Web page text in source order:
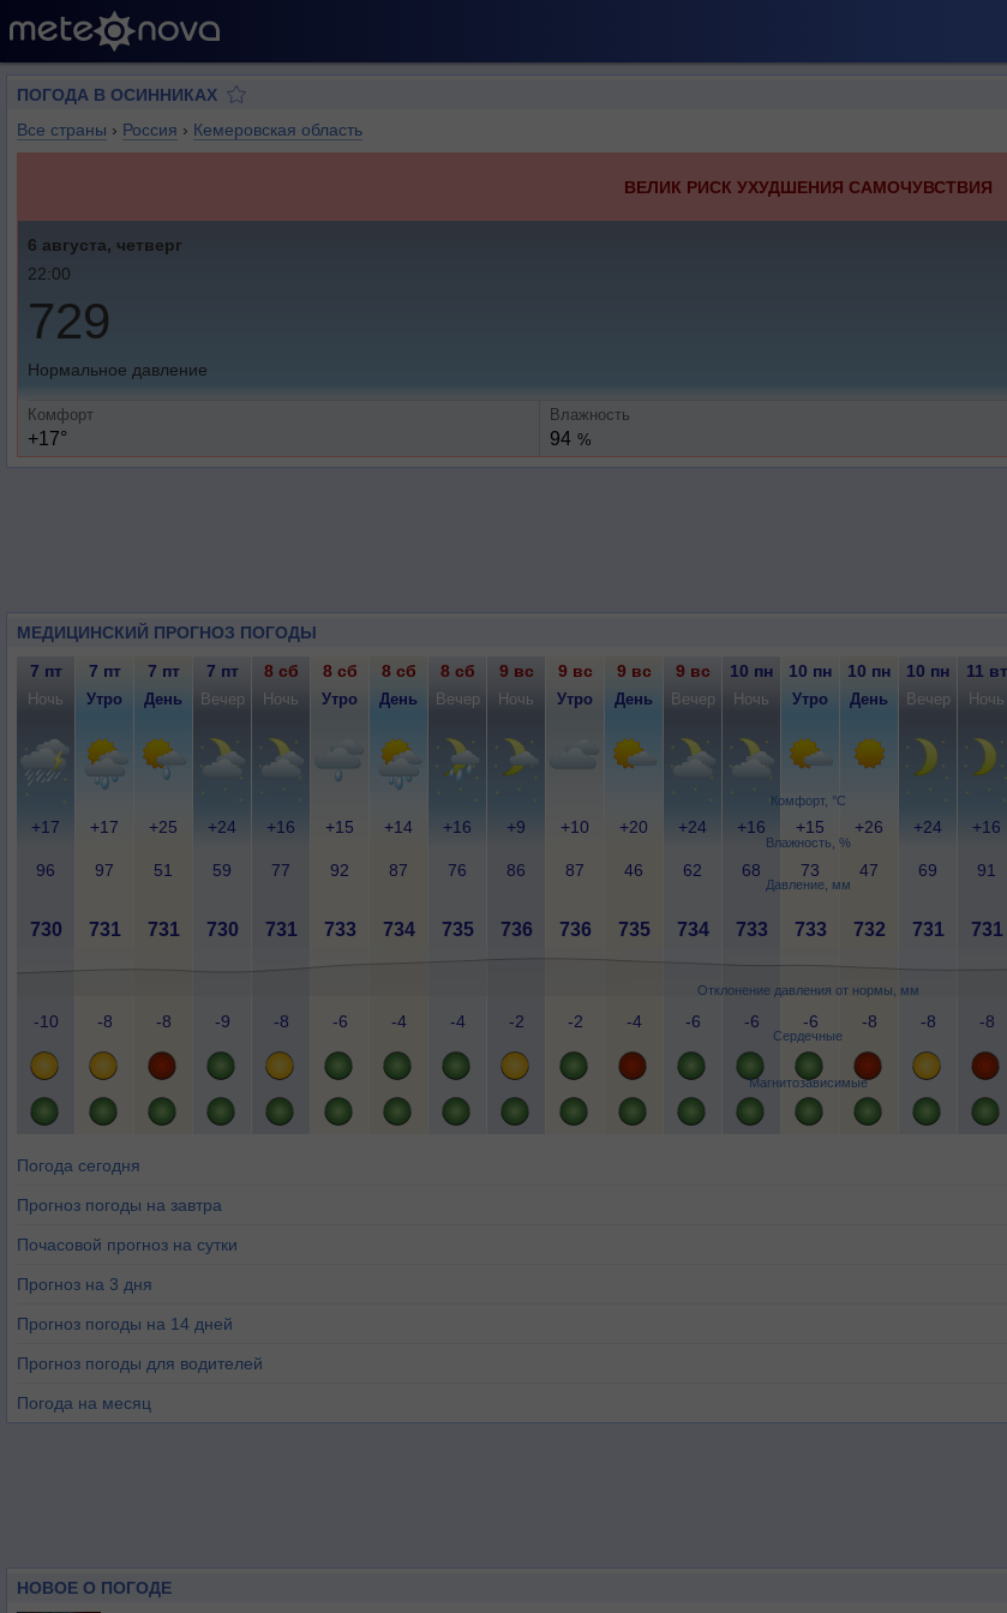
ПОГОДА В ОСИННИКАХ
Все страны › Россия › Кемеровская область
ВЕЛИК РИСК УХУДШЕНИЯ САМОЧУВСТВИЯ
6 августа, четверг
22:00
729
Нормальное давление
Комфорт
+17°
Влажность
94 %
МЕДИЦИНСКИЙ ПРОГНОЗ ПОГОДЫ
Комфорт, °C
Влажность, %
Давление, мм
Отклонение давления от нормы, мм
Сердечные
Магнитозависимые
7 пт 7 пт 7 пт 7 пт 8 сб 8 сб 8 сб 8 сб 9 вс 9 вс 9 вс 9 вс 10 пн 10 пн 10 пн 10 пн 11 вт
Ночь Утро День Вечер Ночь Утро День Вечер Ночь Утро День Вечер Ночь Утро День Вечер Ночь
+17 +17 +25 +24 +16 +15 +14 +16 +9 +10 +20 +24 +16 +15 +26 +24 +16
96 97 51 59 77 92 87 76 86 87 46 62 68 73 47 69 91
730 731 731 730 731 733 734 735 736 736 735 734 733 733 732 731 731
-10 -8 -8 -9 -8 -6 -4 -4 -2 -2 -4 -6 -6 -6 -8 -8 -8
Погода сегодня
Прогноз погоды на завтра
Почасовой прогноз на сутки
Прогноз на 3 дня
Прогноз погоды на 14 дней
Прогноз погоды для водителей
Погода на месяц
НОВОЕ О ПОГОДЕ